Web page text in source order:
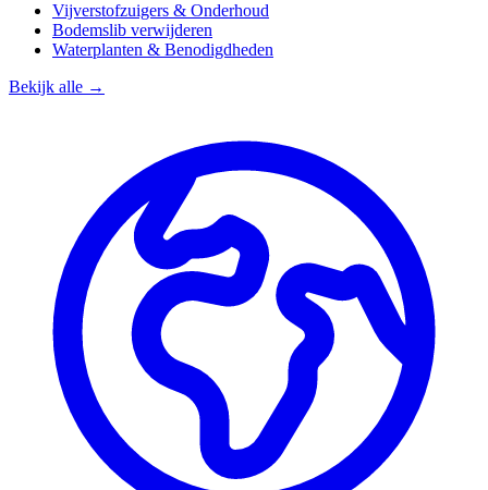
Vijverstofzuigers & Onderhoud
Bodemslib verwijderen
Waterplanten & Benodigdheden
Bekijk alle →